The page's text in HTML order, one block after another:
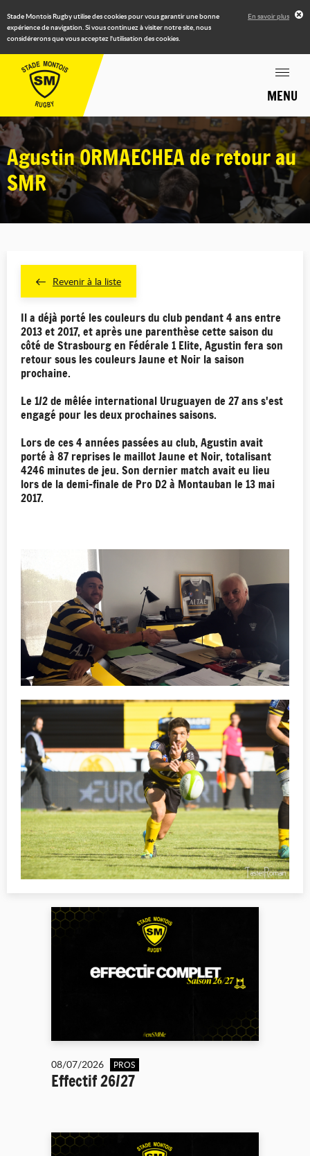
Stade Montois Rugby utilise des cookies pour vous garantir une bonne
expérience de navigation. Si vous continuez à visiter notre site, nous
considérerons que vous acceptez l'utilisation des cookies.
En savoir plus
MENU
Agustin ORMAECHEA de retour au
SMR
Revenir à la liste
Il a déjà porté les couleurs du club pendant 4 ans entre
2013 et 2017, et après une parenthèse cette saison du
côté de Strasbourg en Fédérale 1 Elite, Agustin fera son
retour sous les couleurs Jaune et Noir la saison
prochaine.
Le 1/2 de mêlée international Uruguayen de 27 ans s'est
engagé pour les deux prochaines saisons.
Lors de ces 4 années passées au club, Agustin avait
porté à 87 reprises le maillot Jaune et Noir, totalisant
4246 minutes de jeu. Son dernier match avait eu lieu
lors de la demi-finale de Pro D2 à Montauban le 13 mai
2017.
08/07/2026 PROS
Effectif 26/27